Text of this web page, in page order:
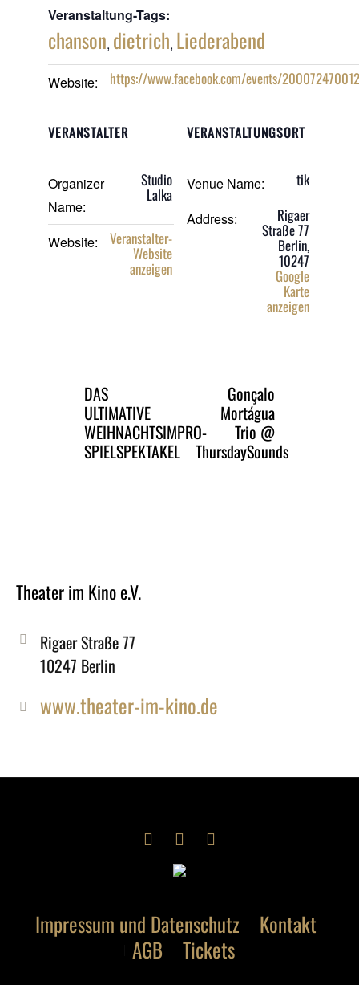
Veranstaltung-Tags:
chanson, dietrich, Liederabend
Website: https://www.facebook.com/events/
VERANSTALTUNGSORT
Venue Name: tik
Address: Rigaer
Straße 77
Berlin,
10247
Google
Karte
anzeigen
VERANSTALTER
Organizer
Name:
Studio
Lalka
Website: Veranstalter-
Website
anzeigen
DAS
ULTIMATIVE
WEIHNACHTSIMPRO-
SPIELSPEKTAKEL
Gonçalo
Mortágua
Trio @
ThursdaySounds
Theater im Kino e.V.
Rigaer Straße 77
10247 Berlin
www.theater-im-kino.de
Impressum und Datenschutz
Kontakt
AGB
Tickets